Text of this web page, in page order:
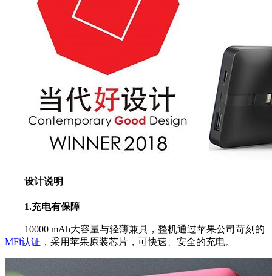
设计说明
1.充电有保障
10000 mAh大容量与轻薄兼具，整机通过苹果公司苛刻的
MFi认证 ，采用苹果原装芯片，可快速、安全的充电。